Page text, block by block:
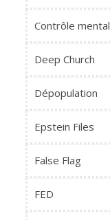
Contrôle mental
Deep Church
Dépopulation
Epstein Files
False Flag
FED